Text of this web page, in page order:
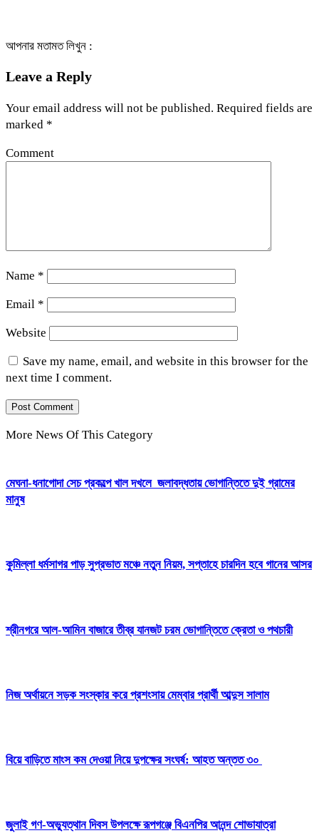
আপনার মতামত লিখুন :
Leave a Reply
Your email address will not be published. Required fields are
marked *
Comment
Name *
Email *
Website
Save my name, email, and website in this browser for the
next time I comment.
More News Of This Category
মেঘনা-ধনাগোদা সেচ প্রকল্পে খাল দখলে জলাবদ্ধতায় ভোগান্তিতে দুই গ্রামের
মানুষ
কুমিল্লা ধর্মসাগর পাড় সুপ্রভাত মঞ্চে নতুন নিয়ম, সপ্তাহে চারদিন হবে গানের আসর
শ্রীনগরে আল-আমিন বাজারে তীব্র যানজট চরম ভোগান্তিতে ক্রেতা ও পথচারী
নিজ অর্থায়নে সড়ক সংস্কার করে প্রশংসায় মেম্বার প্রার্থী আব্দুস সালাম
বিয়ে বাড়িতে মাংস কম দেওয়া নিয়ে দুপক্ষের সংঘর্ষ: আহত অন্তত ৩০ ​
জুলাই গণ-অভ্যুত্থান দিবস উপলক্ষে রূপগঞ্জে বিএনপির আনন্দ শোভাযাত্রা